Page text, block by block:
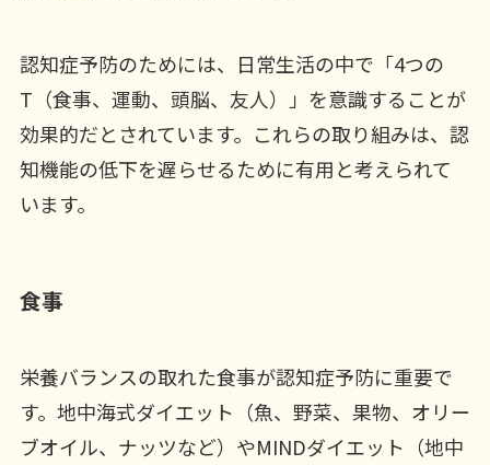
認知症予防のためには、日常生活の中で「4つの
T（食事、運動、頭脳、友人）」を意識することが
効果的だとされています。これらの取り組みは、認
知機能の低下を遅らせるために有用と考えられて
います。
食事
栄養バランスの取れた食事が認知症予防に重要で
す。地中海式ダイエット（魚、野菜、果物、オリー
ブオイル、ナッツなど）やMINDダイエット（地中